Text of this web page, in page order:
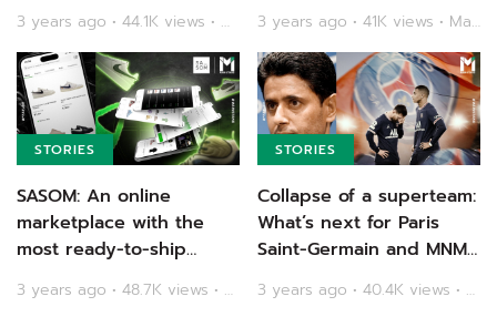
3 years ago • 44.1K views • Main Stand
dream | Main Stand
3 years ago • 41K views • Main Stand
STORIES
SASOM: An online
marketplace with the
most ready-to-ship
Stand
3 years ago • 48.7K views • Main Stand
STORIES
Collapse of a superteam:
What’s next for Paris
Saint-Germain and MNM
Champions League exit?
3 years ago • 40.4K views • Main Stand